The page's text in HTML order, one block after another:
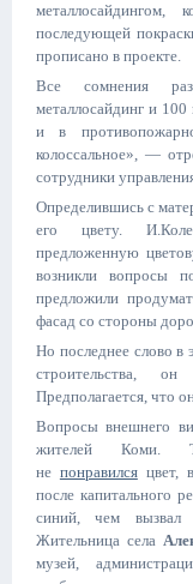
металлосайдингом,
последующей
прописано в проекте.
Все сомнения
металлосайдинг и
и в
колоссальное», —
сотрудники
Определившись с
его цвету.
предложенную
возникли вопросы
предложили
фасад со стороны
Но последнее слово в
строительства,
Предполагается, что
Вопросы внешнего
жителей Коми.
не понравилсяцвет,
после капитального
синий, чем вызвал
Жительница села
музей,